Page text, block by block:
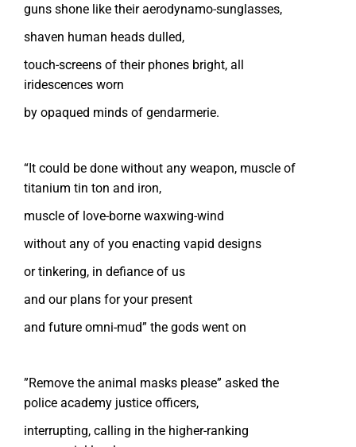
guns shone like their aerodynamo-sunglasses,
shaven human heads dulled,
touch-screens of their phones bright, all
iridescences worn
by opaqued minds of gendarmerie.
“It could be done without any weapon, muscle of
titanium tin ton and iron,
muscle of love-borne waxwing-wind
without any of you enacting vapid designs
or tinkering, in defiance of us
and our plans for your present
and future omni-mud” the gods went on
”Remove the animal masks please” asked the
police academy justice officers,
interrupting, calling in the higher-ranking